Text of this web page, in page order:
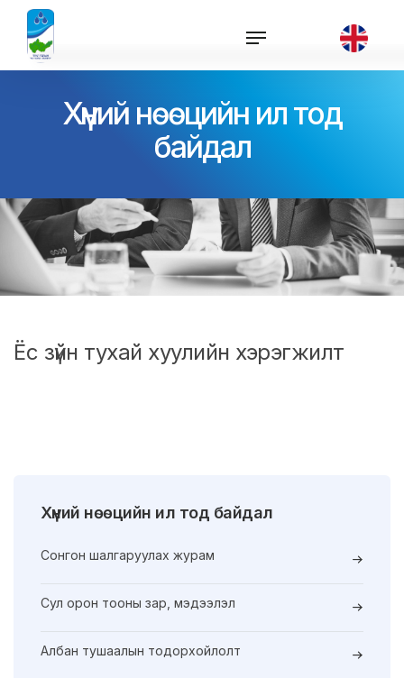
Хүний нөөцийн ил тод
байдал
Хүний нөөцийн ил тод байдал
Сонгон шалгаруулах журам
Сул орон тооны зар, мэдээлэл
Албан тушаалын тодорхойлолт
Ёс зүйн тухай хуулийн хэрэгжилт